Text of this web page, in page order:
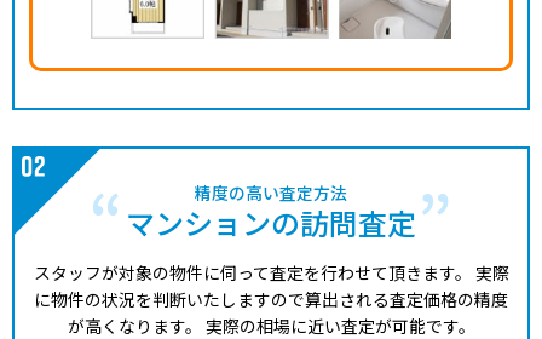
精度の高い査定方法
マンションの訪問査定
スタッフが対象の物件に伺って査定を行わせて頂きます。 実際
に物件の状況を判断いたしますので算出される査定価格の精度
が高くなります。 実際の相場に近い査定が可能です。